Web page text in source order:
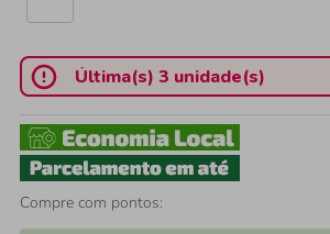
Última(s) 3 unidade(s)
Compre com pontos: